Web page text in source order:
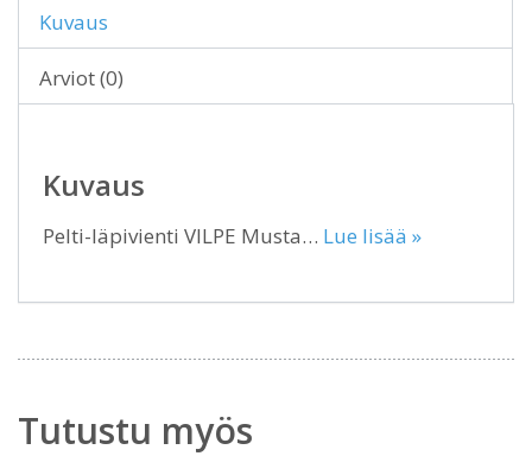
Kuvaus
Arviot (0)
Kuvaus
Pelti-läpivienti VILPE Musta… Lue lisää »
Tutustu myös